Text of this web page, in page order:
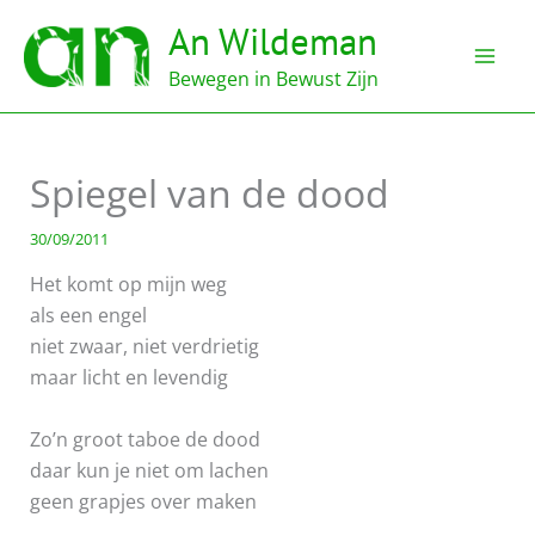
naar
inhoud
An Wildeman
Bewegen in Bewust Zijn
Spiegel van de dood
30/09/2011
Het komt op mijn weg
als een engel
niet zwaar, niet verdrietig
maar licht en levendig
Zo’n groot taboe de dood
daar kun je niet om lachen
geen grapjes over maken